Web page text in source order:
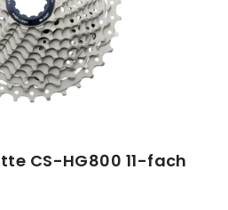
CS-HG800 11-fach